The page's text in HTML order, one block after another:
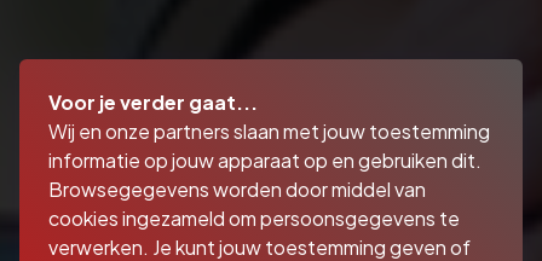
Voor je verder gaat...
Wij en onze partners slaan met jouw toestemming
informatie op jouw apparaat op en gebruiken dit.
Browsegegevens worden door middel van
cookies ingezameld om persoonsgegevens te
verwerken. Je kunt jouw toestemming geven of